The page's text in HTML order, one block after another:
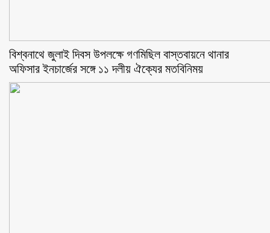
বিশ্বনাথে জুলাই দিবস উপলক্ষে গণমিছিল বাস্তবায়নে থানার
অফিসার ইনচার্জের সঙ্গে ১১ দলীয় ঐক্যের মতবিনিময়